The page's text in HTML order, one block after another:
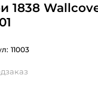
1838
11003